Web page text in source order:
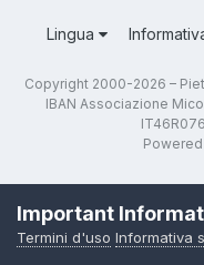
Lingua
Copyright 2000-2026 –
IBAN Associazione
Important
Termini d'uso Informativa